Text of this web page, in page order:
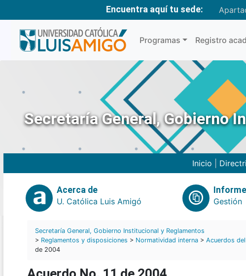
Encuentra aquí tu sede:
Programas Registro
Secretaría General, Gobierno
Inicio
Acerca de
U. Católica Luis Amigó
Gestión
Secretaría General, Gobierno Institucional y Reglamentos
> Reglamentos y disposiciones > Normatividad interna > Acuerdos
de 2004